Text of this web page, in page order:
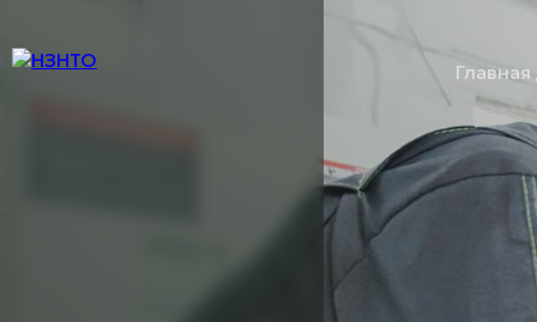
Главная